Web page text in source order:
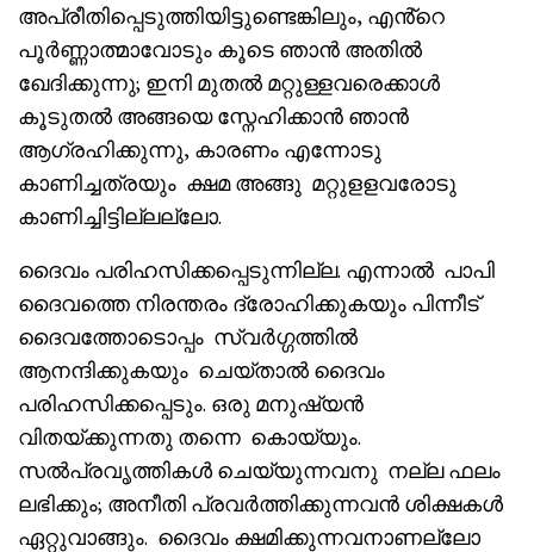
അപ്രീതിപ്പെടുത്തിയിട്ടുണ്ടെങ്കിലും, എൻ്റെ
പൂർണ്ണാത്മാവോടും കൂടെ ഞാൻ അതിൽ
ഖേദിക്കുന്നു; ഇനി മുതൽ മറ്റുള്ളവരെക്കാൾ
കൂടുതൽ അങ്ങയെ സ്നേഹിക്കാൻ ഞാൻ
ആഗ്രഹിക്കുന്നു, കാരണം എന്നോടു
കാണിച്ചത്രയും ക്ഷമ അങ്ങു മറ്റുളളവരോടു
കാണിച്ചിട്ടില്ലല്ലോ.
ദൈവം പരിഹസിക്കപ്പെടുന്നില്ല. എന്നാൽ പാപി
ദൈവത്തെ നിരന്തരം ദ്രോഹിക്കുകയും പിന്നീട്
ദൈവത്തോടൊപ്പം സ്വർഗ്ഗത്തിൽ
ആനന്ദിക്കുകയും ചെയ്താൽ ദൈവം
പരിഹസിക്കപ്പെടും. ഒരു മനുഷ്യൻ
വിതയ്ക്കുന്നതു തന്നെ കൊയ്യും.
സൽപ്രവൃത്തികൾ ചെയ്യുന്നവനു നല്ല ഫലം
ലഭിക്കും; അനീതി പ്രവർത്തിക്കുന്നവൻ ശിക്ഷകൾ
ഏറ്റുവാങ്ങും. ദൈവം ക്ഷമിക്കുന്നവനാണല്ലോ